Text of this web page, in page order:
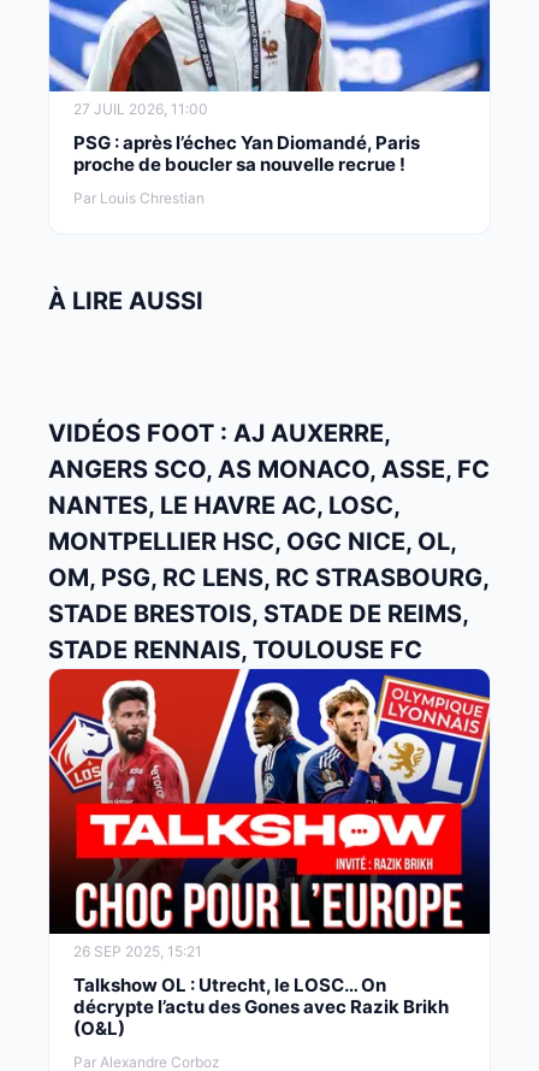
27 JUIL 2026, 11:00
PSG : après l’échec Yan Diomandé, Paris
proche de boucler sa nouvelle recrue !
Par Louis Chrestian
À LIRE AUSSI
VIDÉOS FOOT : AJ AUXERRE,
ANGERS SCO, AS MONACO, ASSE, FC
NANTES, LE HAVRE AC, LOSC,
MONTPELLIER HSC, OGC NICE, OL,
OM, PSG, RC LENS, RC STRASBOURG,
STADE BRESTOIS, STADE DE REIMS,
STADE RENNAIS, TOULOUSE FC
26 SEP 2025, 15:21
Talkshow OL : Utrecht, le LOSC… On
décrypte l’actu des Gones avec Razik Brikh
(O&L)
Par Alexandre Corboz